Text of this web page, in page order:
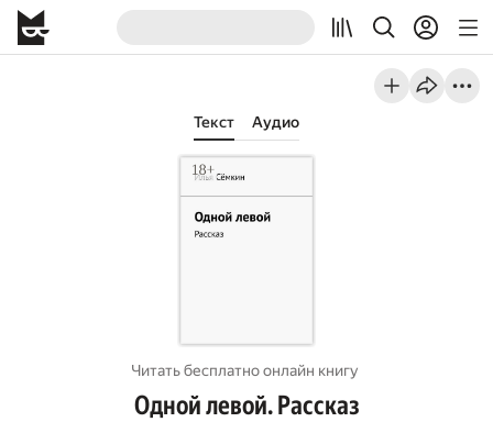
Текст Аудио
Читать бесплатно онлайн книгу
Одной левой. Рассказ